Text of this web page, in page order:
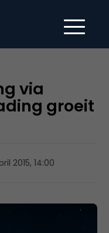
via
groeit
2015, 14:00